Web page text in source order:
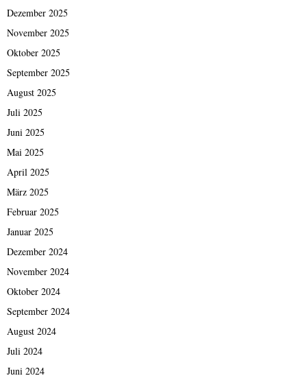
Dezember 2025
November 2025
Oktober 2025
September 2025
August 2025
Juli 2025
Juni 2025
Mai 2025
April 2025
März 2025
Februar 2025
Januar 2025
Dezember 2024
November 2024
Oktober 2024
September 2024
August 2024
Juli 2024
Juni 2024